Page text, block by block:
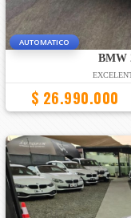
AUTOMATICO
BMW
$ 26.990.000